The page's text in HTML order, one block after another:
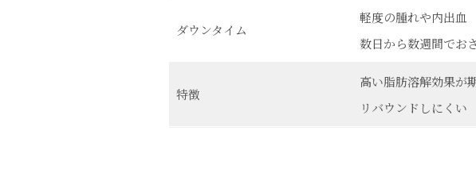
ダウンタイム
軽度の腫れや内出血
数日から数週間でお
特徴
高い脂肪溶解効果が
リバウンドしにくい